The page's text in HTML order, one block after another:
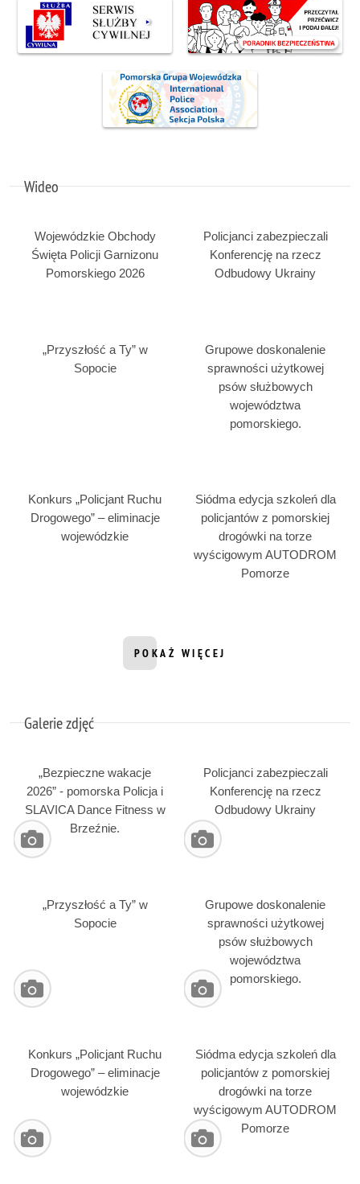
Wideo
Wojewódzkie Obchody
Święta Policji Garnizonu
Pomorskiego 2026
Policjanci zabezpieczali
Konferencję na rzecz
Odbudowy Ukrainy
„Przyszłość a Ty” w
Sopocie
Grupowe doskonalenie
sprawności użytkowej
psów służbowych
województwa
pomorskiego.
Konkurs „Policjant Ruchu
Drogowego” – eliminacje
wojewódzkie
Siódma edycja szkoleń dla
policjantów z pomorskiej
drogówki na torze
wyścigowym AUTODROM
Pomorze
POKAŻ WIĘCEJ
INFORMACJI Z DZIAŁU WIDEO
Galerie zdjęć
„Bezpieczne wakacje
2026” - pomorska Policja i
SLAVICA Dance Fitness w
Brzeźnie.
Policjanci zabezpieczali
Konferencję na rzecz
Odbudowy Ukrainy
„Przyszłość a Ty” w
Sopocie
Grupowe doskonalenie
sprawności użytkowej
psów służbowych
województwa
pomorskiego.
Konkurs „Policjant Ruchu
Drogowego” – eliminacje
wojewódzkie
Siódma edycja szkoleń dla
policjantów z pomorskiej
drogówki na torze
wyścigowym AUTODROM
Pomorze